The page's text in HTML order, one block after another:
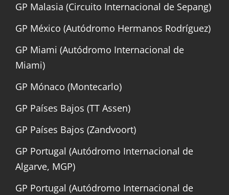
GP Malasia (Circuito Internacional de Sepang)
GP México (Autódromo Hermanos Rodríguez)
GP Miami (Autódromo Internacional de
Miami)
GP Mónaco (Montecarlo)
GP Países Bajos (TT Assen)
GP Países Bajos (Zandvoort)
GP Portugal (Autódromo Internacional de
Algarve, MGP)
GP Portugal (Autódromo Internacional de